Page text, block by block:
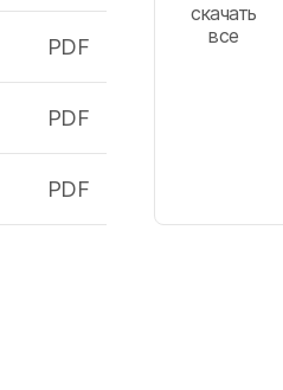
PDF
PDF
PDF
скачать
все